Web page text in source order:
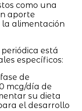
como una
aporte
la alimentación
está
específicos:
de
mcg/día de
su dieta
el desarrollo